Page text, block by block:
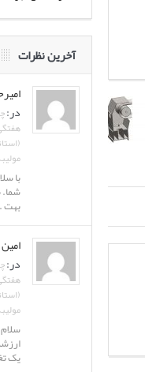
آخرین نظرات
در:
با
شما.
بهت
در:
یک